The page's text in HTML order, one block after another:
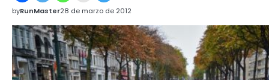
byRunMaster28 de marzo de 2012